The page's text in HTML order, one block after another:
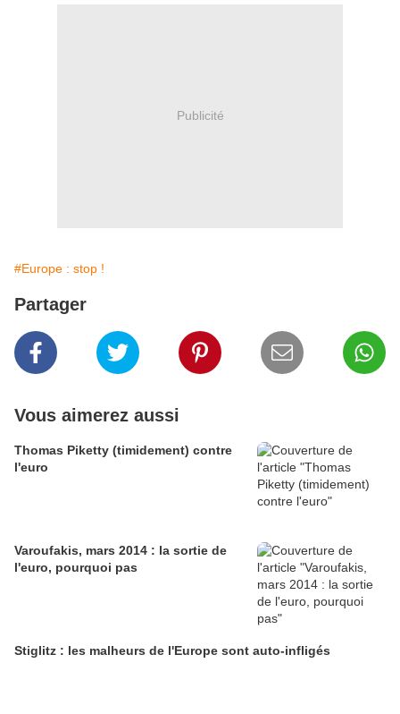
Publicité
#Europe : stop !
Partager
Vous aimerez aussi
Thomas Piketty (timidement) contre
l'euro
Varoufakis, mars 2014 : la sortie de
l'euro, pourquoi pas
Stiglitz : les malheurs de l'Europe sont auto-infligés